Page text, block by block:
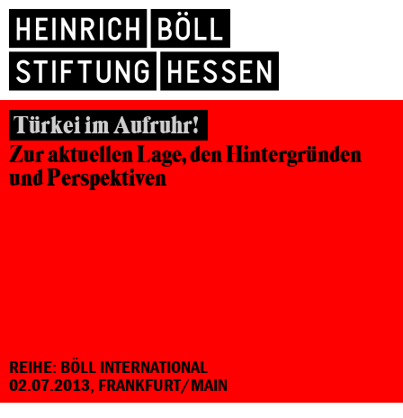
Türkei im Aufruhr!
Zur aktuellen Lage, den Hintergründen
und Perspektiven
REIHE: BÖLL INTERNATIONAL
02.07.2013, FRANKFURT/MAIN